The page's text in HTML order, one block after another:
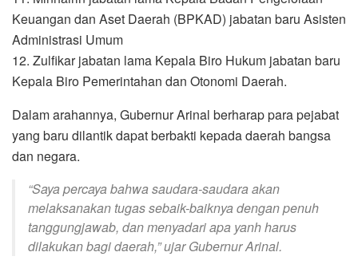
Keuangan dan Aset Daerah (BPKAD) jabatan baru Asisten
Administrasi Umum
12. Zulfikar jabatan lama Kepala Biro Hukum jabatan baru
Kepala Biro Pemerintahan dan Otonomi Daerah.
Dalam arahannya, Gubernur Arinal berharap para pejabat
yang baru dilantik dapat berbakti kepada daerah bangsa
dan negara.
“Saya percaya bahwa saudara-saudara akan
melaksanakan tugas sebaik-baiknya dengan penuh
tanggungjawab, dan menyadari apa yanh harus
dilakukan bagi daerah,” ujar Gubernur Arinal.